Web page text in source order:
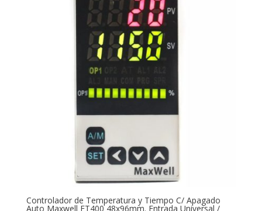
Controlador de Temperatura y Tiempo C/ Apagado
Auto Maxwell FT400 48x96mm. Entrada Universal /